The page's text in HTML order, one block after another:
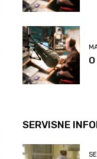
SERVISNE